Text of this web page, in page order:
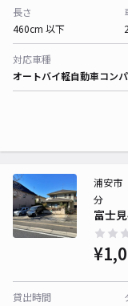
長さ
460cm 以下
対応車種
オートバイ軽自動車コン
富士
浦安市
分
貸出時間